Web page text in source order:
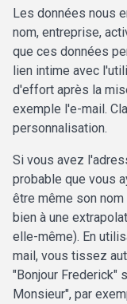
Les données nous
nom, entreprise,
que ces données
lien intime avec
d'effort après la
exemple l'e-mail.
personnalisation.
Si vous avez
probable que vous
être même son nom
bien à une
elle-même). En
mail, vous tissez
"Bonjour Frederick"
Monsieur", par